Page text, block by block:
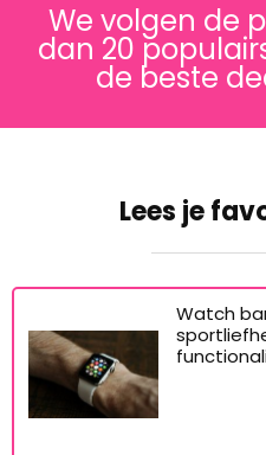
We volgen de
dan 20
de beste
Lees je
Watch